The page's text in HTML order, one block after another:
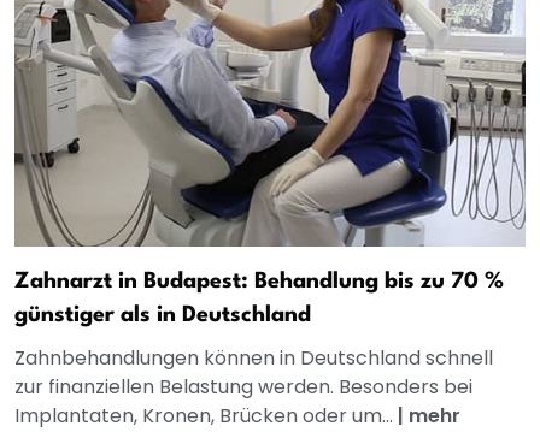
Zahnarzt in Budapest: Behandlung bis zu 70 %
günstiger als in Deutschland
Zahnbehandlungen können in Deutschland schnell
zur finanziellen Belastung werden. Besonders bei
Implantaten, Kronen, Brücken oder um... | mehr